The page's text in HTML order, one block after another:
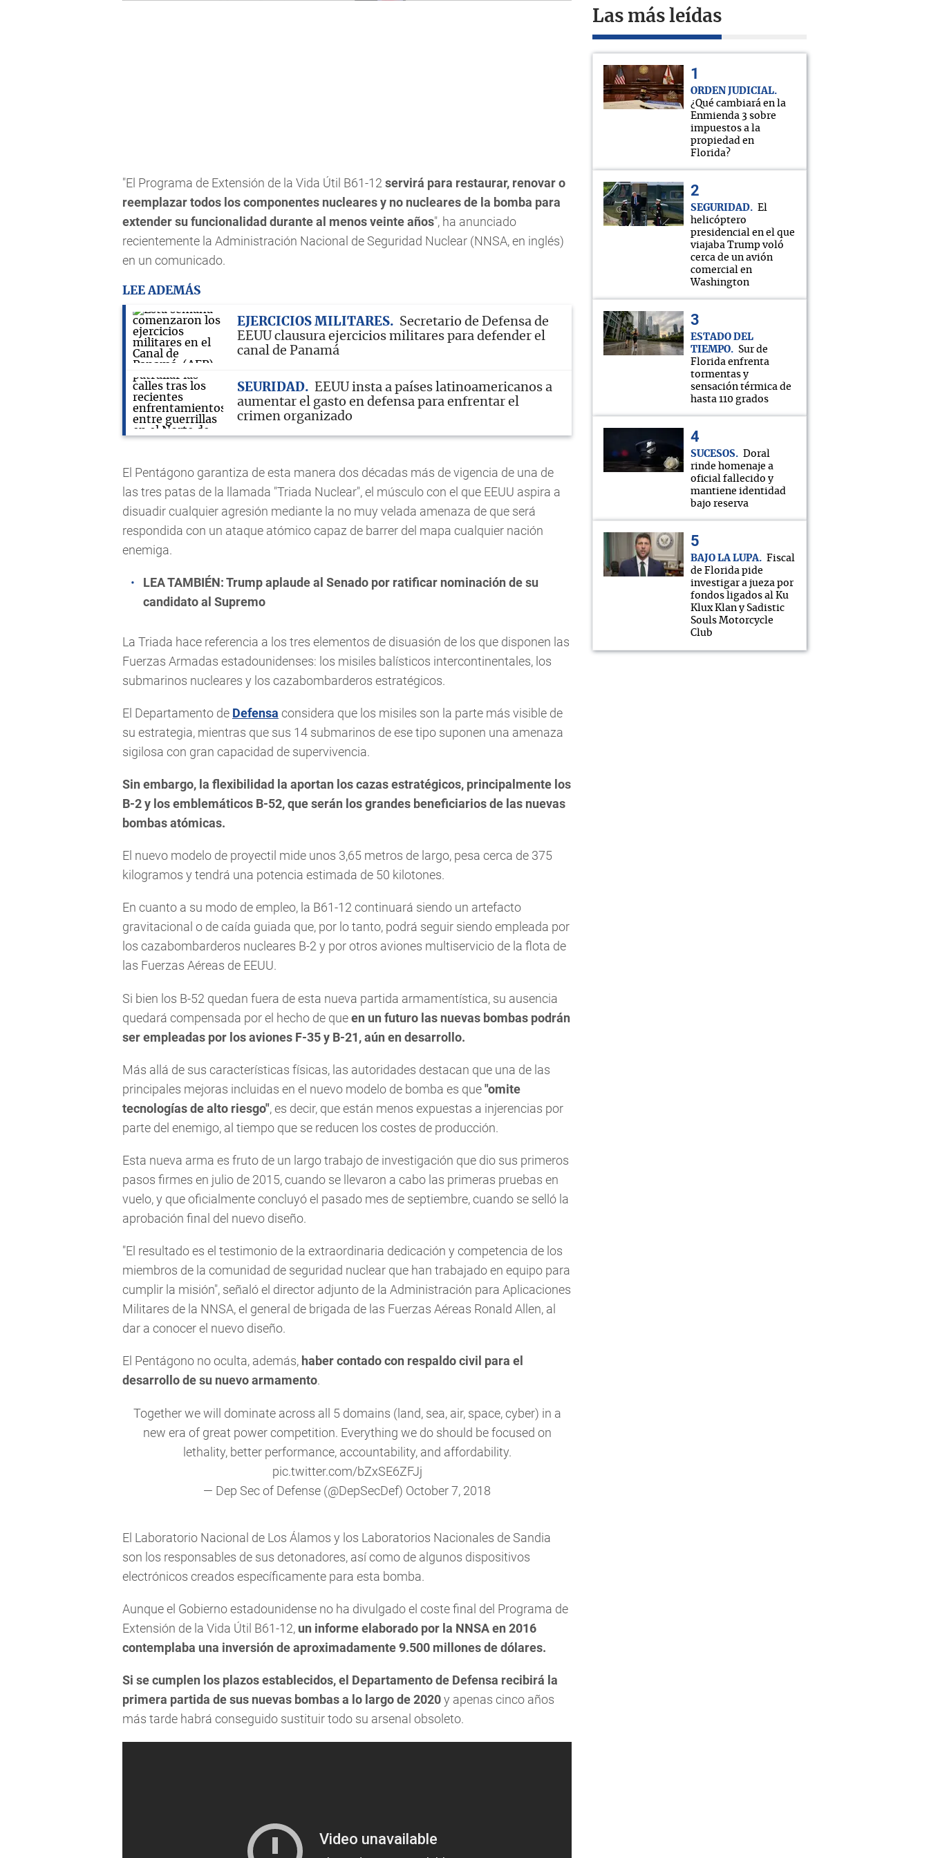
"El Programa de Extensión de la Vida Útil B61-12servirá para restaurar, renovar o
reemplazar todos los componentes nucleares y no nucleares de la bomba para
extender su funcionalidad durante al menos veinte años", ha anunciado
recientemente la Administración Nacional de Seguridad Nuclear (NNSA, en inglés)
en un comunicado.
LEE ADEMÁS
EJERCICIOS MILITARES
Secretario de Defensa de
EEUU clausura ejercicios militares para defender el
canal de Panamá
SEURIDAD
EEUU insta a países latinoamericanos a
aumentar el gasto en defensa para enfrentar el
crimen organizado
El Pentágono garantiza de esta manera dos décadas más de vigencia de una de
las tres patas de la llamada "Triada Nuclear", el músculo con el que EEUU aspira a
disuadir cualquier agresión mediante la no muy velada amenaza de que será
respondida con un ataque atómico capaz de barrer del mapa cualquier nación
enemiga.
LEA TAMBIÉN:Trump aplaude al Senado por ratificar nominación de su
candidato al Supremo
La Triada hace referencia a los tres elementos de disuasión de los que disponen las
Fuerzas Armadas estadounidenses: los misiles balísticos intercontinentales, los
submarinos nucleares y los cazabombarderos estratégicos.
El Departamento de Defensa considera que los misiles son la parte más visible de
su estrategia, mientras que sus 14 submarinos de ese tipo suponen una amenaza
sigilosa con gran capacidad de supervivencia.
Sin embargo, la flexibilidad la aportan los cazas estratégicos, principalmente los
B-2 y los emblemáticos B-52, que serán los grandes beneficiarios de las nuevas
bombas atómicas.
El nuevo modelo de proyectil mide unos 3,65 metros de largo, pesa cerca de 375
kilogramos y tendrá una potencia estimada de 50 kilotones.
En cuanto a su modo de empleo, la B61-12 continuará siendo un artefacto
gravitacional o de caída guiada que, por lo tanto, podrá seguir siendo empleada por
los cazabombarderos nucleares B-2 y por otros aviones multiservicio de la flota de
las Fuerzas Aéreas de EEUU.
Si bien los B-52 quedan fuera de esta nueva partida armamentística, su ausencia
quedará compensada por el hecho de queen un futuro las nuevas bombas podrán
ser empleadas por los aviones F-35 y B-21, aún en desarrollo.
Más allá de sus características físicas, las autoridades destacan que una de las
principales mejoras incluidas en el nuevo modelo de bomba es que"omite
tecnologías de alto riesgo", es decir, que están menos expuestas a injerencias por
parte del enemigo, al tiempo que se reducen los costes de producción.
Esta nueva arma es fruto de un largo trabajo de investigación que dio sus primeros
pasos firmes en julio de 2015, cuando se llevaron a cabo las primeras pruebas en
vuelo, y que oficialmente concluyó el pasado mes de septiembre, cuando se selló la
aprobación final del nuevo diseño.
"El resultado es el testimonio de la extraordinaria dedicación y competencia de los
miembros de la comunidad de seguridad nuclear que han trabajado en equipo para
cumplir la misión", señaló el director adjunto de la Administración para Aplicaciones
Militares de la NNSA, el general de brigada de las Fuerzas Aéreas Ronald Allen, al
dar a conocer el nuevo diseño.
El Pentágono no oculta, además, haber contado con respaldo civil para el
desarrollo de su nuevo armamento.
Together we will dominate across all 5 domains (land, sea, air, space, cyber) in a
new era of great power competition. Everything we do should be focused on
lethality, better performance, accountability, and affordability.
pic.twitter.com/bZxSE6ZFJj
— Dep Sec of Defense (@DepSecDef) October 7, 2018
El Laboratorio Nacional de Los Álamos y los Laboratorios Nacionales de Sandia
son los responsables de sus detonadores, así como de algunos dispositivos
electrónicos creados específicamente para esta bomba.
Aunque el Gobierno estadounidense no ha divulgado el coste final del Programa de
Extensión de la Vida Útil B61-12, un informe elaborado por la NNSA en 2016
contemplaba una inversión de aproximadamente 9.500 millones de dólares.
Si se cumplen los plazos establecidos, el Departamento de Defensa recibirá la
primera partida de sus nuevas bombas a lo largo de 2020y apenas cinco años
más tarde habrá conseguido sustituir todo su arsenal obsoleto.
Las más leídas
ORDEN JUDICIAL
¿Qué cambiará en la
Enmienda 3 sobre
impuestos a la
propiedad en
Florida?
SEGURIDAD
El
helicóptero
presidencial en el que
viajaba Trump voló
cerca de un avión
comercial en
Washington
ESTADO DEL
TIEMPO
Sur de
Florida enfrenta
tormentas y
sensación térmica de
hasta 110 grados
SUCESOS
Doral
rinde homenaje a
oficial fallecido y
mantiene identidad
bajo reserva
BAJO LA LUPA
Fiscal
de Florida pide
investigar a jueza por
fondos ligados al Ku
Klux Klan y Sadistic
Souls Motorcycle
Club